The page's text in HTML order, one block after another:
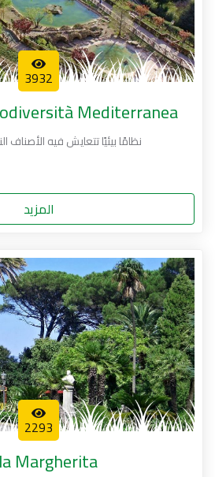
3932
Mediterranea
نظامًا بيئيًا تتعايش فيه الأصناف
المزيد
2293
Margherita